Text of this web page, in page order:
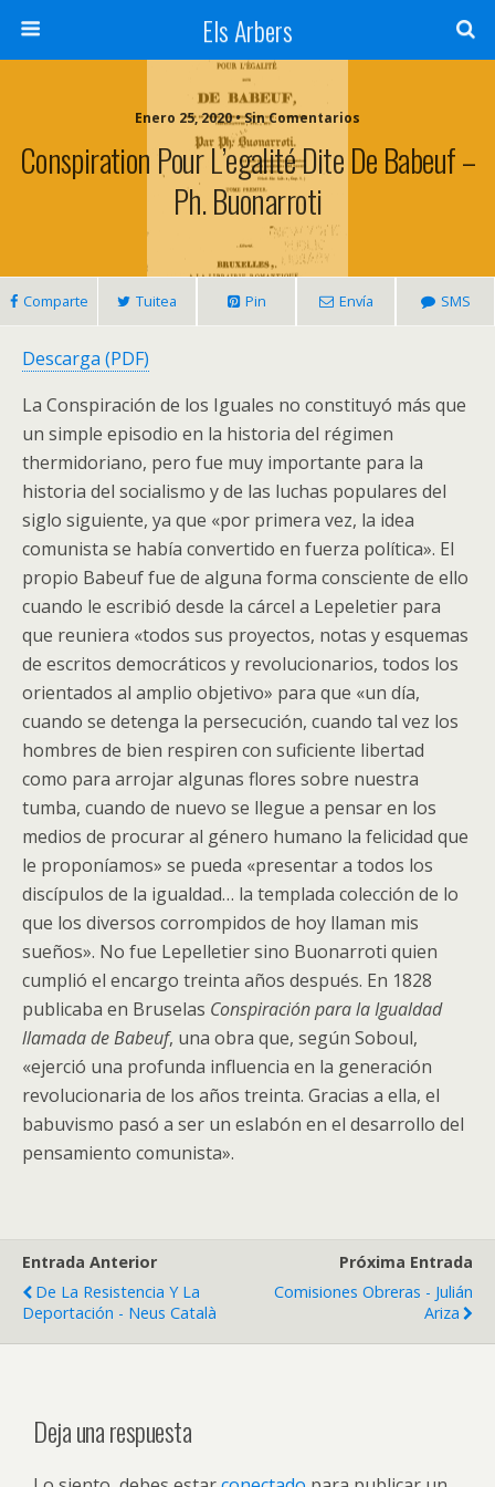
Els Arbers
Enero 25, 2020 • Sin Comentarios
Conspiration Pour L’egalité Dite De Babeuf –
Ph. Buonarroti
Comparte Tuitea Pin Envía SMS
Descarga (PDF)
La Conspiración de los Iguales no constituyó más que
un simple episodio en la historia del régimen
thermidoriano, pero fue muy importante para la
historia del socialismo y de las luchas populares del
siglo siguiente, ya que «por primera vez, la idea
comunista se había convertido en fuerza política». El
propio Babeuf fue de alguna forma consciente de ello
cuando le escribió desde la cárcel a Lepeletier para
que reuniera «todos sus proyectos, notas y esquemas
de escritos democráticos y revolucionarios, todos los
orientados al amplio objetivo» para que «un día,
cuando se detenga la persecución, cuando tal vez los
hombres de bien respiren con suficiente libertad
como para arrojar algunas flores sobre nuestra
tumba, cuando de nuevo se llegue a pensar en los
medios de procurar al género humano la felicidad que
le proponíamos» se pueda «presentar a todos los
discípulos de la igualdad… la templada colección de lo
que los diversos corrompidos de hoy llaman mis
sueños». No fue Lepelletier sino Buonarroti quien
cumplió el encargo treinta años después. En 1828
publicaba en Bruselas Conspiración para la Igualdad
llamada de Babeuf, una obra que, según Soboul,
«ejerció una profunda influencia en la generación
revolucionaria de los años treinta. Gracias a ella, el
babuvismo pasó a ser un eslabón en el desarrollo del
pensamiento comunista».
Entrada Anterior
De La Resistencia Y La
Deportación - Neus Català
Próxima Entrada
Comisiones Obreras - Julián
Ariza
Deja una respuesta